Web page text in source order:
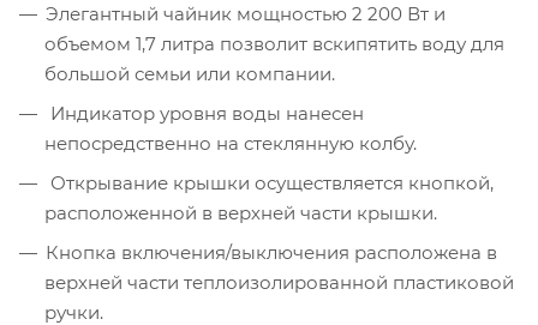
Элегантный чайник мощностью 2 200 Вт и
объемом 1,7 литра позволит вскипятить воду для
большой семьи или компании.
Индикатор уровня воды нанесен
непосредственно на стеклянную колбу.
Открывание крышки осуществляется кнопкой,
расположенной в верхней части крышки.
Кнопка включения/выключения расположена в
верхней части теплоизолированной пластиковой
ручки.